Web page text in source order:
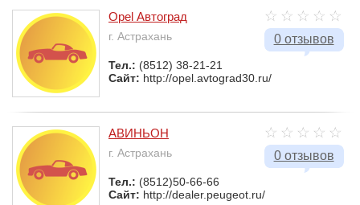
0 отзывов
Opel Автоград
г. Астрахань
Тел.: (8512) 38-21-21
Сайт: http://opel.avtograd30.ru/
0 отзывов
АВИНЬОН
г. Астрахань
Тел.: (8512)50-66-66
Сайт: http://dealer.peugeot.ru/